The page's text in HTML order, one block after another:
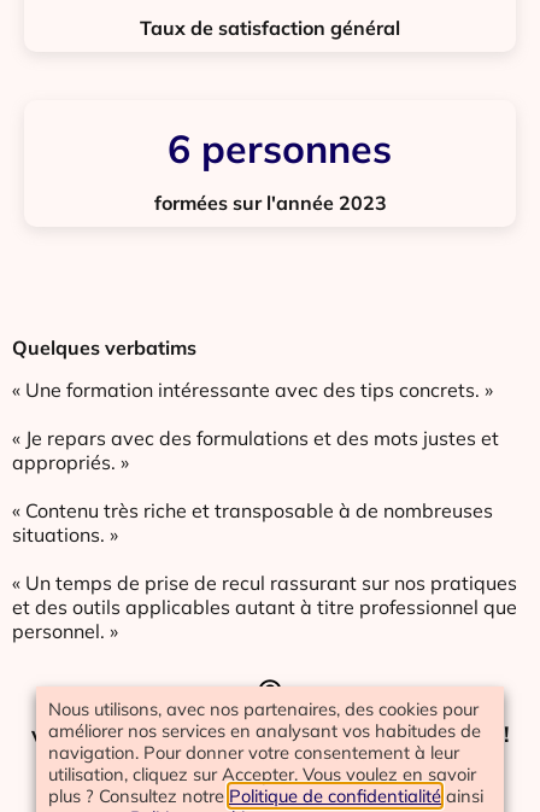
Taux de satisfaction général
formées sur l'année 2023
6 personnes
Quelques verbatims
« Une formation intéressante avec des tips concrets. »
« Je repars avec des formulations et des mots justes et
appropriés. »
« Contenu très riche et transposable à de nombreuses
situations. »
« Un temps de prise de recul rassurant sur nos pratiques
et des outils applicables autant à titre professionnel que
personnel. »
Vous avez encore des questions ? Contactez
votre référente pédagogique dès maintenant !
Nous utilisons, avec nos partenaires, des cookies pour
améliorer nos services en analysant vos habitudes de
navigation. Pour donner votre consentement à leur
utilisation, cliquez sur Accepter. Vous voulez en savoir
plus ? Consultez notre Politique de confidentialité ainsi